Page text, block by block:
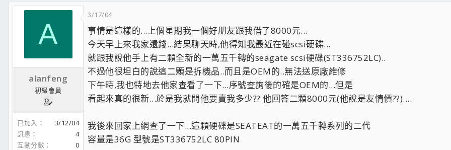
發
日
A
alanfeng
初級會員
已加入
3/12/04
訊息
4
互動分數
0
3/17/04
事情是這樣的...上個星期我一個好朋友跟我借了8000元...
今天早上來我家還錢...結果聊天時,他得知我最近在碰scsi硬碟...
就跟我說他手上有二顆全新的一萬五千轉的seagate scsi硬碟(ST336752LC)..
不過他很坦白的說這二顆是拆機品..而且是OEM的..無法送原廠維修
下午時,我也特地去他家查看了一下...序號查詢後的確是OEM的...但是
看起來真的很新...於是我就問他要賣我多少?? 他回答二顆8000元(他說是友情價??)....
我後來回家上網查了一下...這顆硬碟是SEATEAT的一萬五千轉系列的二代
容量是36G 型號是ST336752LC 80PIN